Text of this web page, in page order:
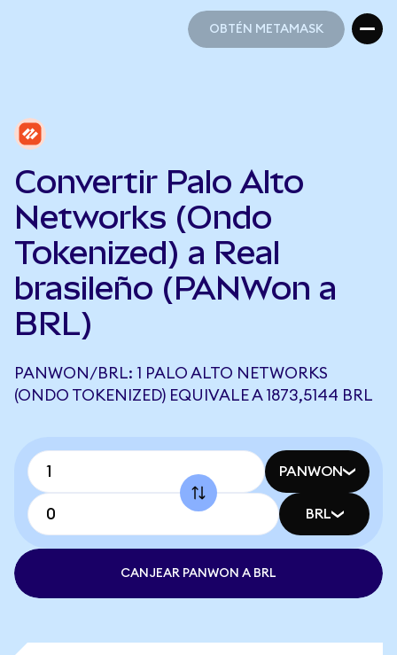
OBTÉN METAMASK
Convertir Palo Alto
Networks (Ondo
Tokenized) a Real
brasileño (PANWon a
BRL)
PANWON/BRL: 1 PALO ALTO NETWORKS
(ONDO TOKENIZED) EQUIVALE A 1873,5144 BRL
PANWON
BRL
CANJEAR PANWON A BRL